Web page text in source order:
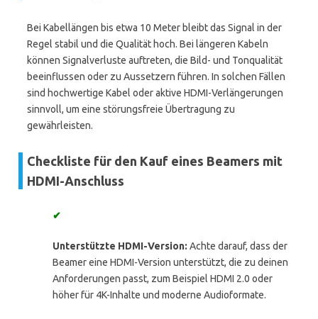
Bei Kabellängen bis etwa 10 Meter bleibt das Signal in der
Regel stabil und die Qualität hoch. Bei längeren Kabeln
können Signalverluste auftreten, die Bild- und Tonqualität
beeinflussen oder zu Aussetzern führen. In solchen Fällen
sind hochwertige Kabel oder aktive HDMI-Verlängerungen
sinnvoll, um eine störungsfreie Übertragung zu
gewährleisten.
Checkliste für den Kauf eines Beamers mit
HDMI-Anschluss
✔
Unterstützte HDMI-Version: Achte darauf, dass der
Beamer eine HDMI-Version unterstützt, die zu deinen
Anforderungen passt, zum Beispiel HDMI 2.0 oder
höher für 4K-Inhalte und moderne Audioformate.